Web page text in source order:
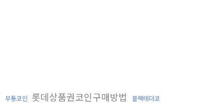
무통코인 롯데상품권코인구매방법
블랙테더코